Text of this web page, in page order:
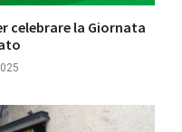
celebrare la Giornata